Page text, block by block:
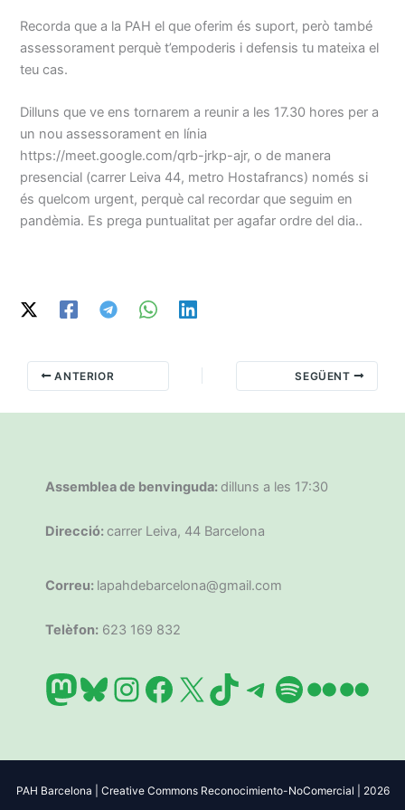
Recorda que a la PAH el que oferim és suport, però també
assessorament perquè t’empoderis i defensis tu mateixa el
teu cas.
Dilluns que ve ens tornarem a reunir a les 17.30 hores per a
un nou assessorament en línia
https://meet.google.com/qrb-jrkp-ajr, o de manera
presencial (carrer Leiva 44, metro Hostafrancs) només si
és quelcom urgent, perquè cal recordar que seguim en
pandèmia. Es prega puntualitat per agafar ordre del dia..
ANTERIOR SEGÜENT
Assemblea de benvinguda: dilluns a les 17:30
Direcció: carrer Leiva, 44 Barcelona
Correu: lapahdebarcelona@gmail.com
Telèfon: 623 169 832
Mastodon
Bluesky
Instagram
Facebook
X TikTok
Telegram
Spotify
Flickr
PAH Barcelona | Creative Commons Reconocimiento-NoComercial | 2026